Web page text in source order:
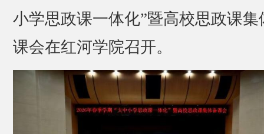
小学思政课一体化”暨高校思政课集
课会在红河学院召开。